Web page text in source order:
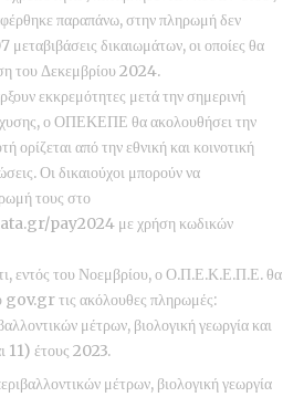
παραπάνω, στην πληρωμή δεν
δικαιωμάτων, οι οποίες θα
του Δεκεμβρίου 2024.
εκκρεμότητες μετά την σημερινή
ο ΟΠΕΚΕΠΕ θα ακολουθήσει την
ορίζεται από την εθνική και κοινοτική
Οι δικαιούχοι μπορούν να
τους στο
pay2024 με χρήση κωδικών
εντός του Νοεμβρίου, ο Ο.Π.Ε.Κ.Ε.Π.Ε. θα
gov.gr τις ακόλουθες πληρωμές:
μέτρων, βιολογική γεωργία και
11) έτους 2023.
μέτρων, βιολογική γεωργία